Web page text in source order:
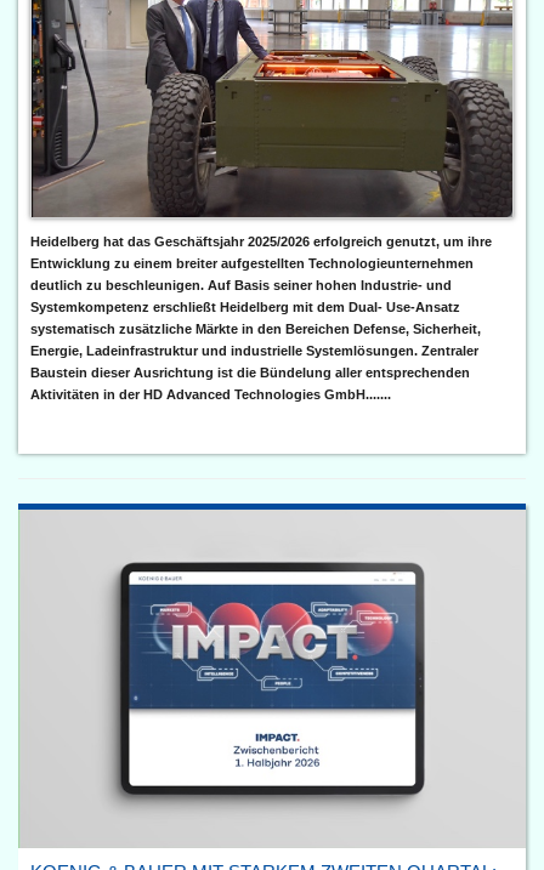
Heidelberg hat das Geschäftsjahr 2025/2026 erfolgreich genutzt, um ihre
Entwicklung zu einem breiter aufgestellten Technologieunternehmen
deutlich zu beschleunigen. Auf Basis seiner hohen Industrie- und
Systemkompetenz erschließt Heidelberg mit dem Dual- Use-Ansatz
systematisch zusätzliche Märkte in den Bereichen Defense, Sicherheit,
Energie, Ladeinfrastruktur und industrielle Systemlösungen. Zentraler
Baustein dieser Ausrichtung ist die Bündelung aller entsprechenden
Aktivitäten in der HD Advanced Technologies GmbH.......